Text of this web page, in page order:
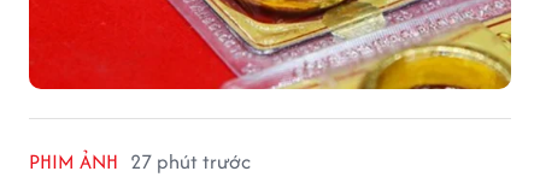
PHIM ẢNH 27 phút trước